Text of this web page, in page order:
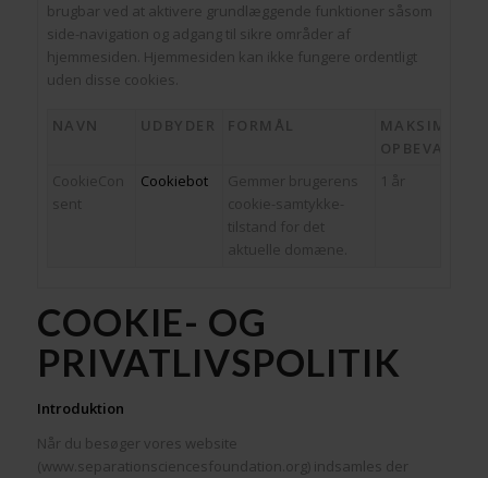
brugbar ved at aktivere grundlæggende funktioner såsom
side-navigation og adgang til sikre områder af
hjemmesiden. Hjemmesiden kan ikke fungere ordentligt
uden disse cookies.
NAVN UDBYDER FORMÅL
MAKSIMAL
CookieCon
sent
Cookiebot
Gemmer brugerens
cookie-samtykke-
tilstand for det
aktuelle domæne.
1 år
COOKIE- OG
PRIVATLIVSPOLITIK
Introduktion
Når du besøger vores website
(www.separationsciencesfoundation.org) indsamles der